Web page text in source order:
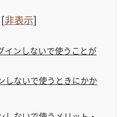
[非表示]
インしないで使うことが
しないで使うときにかか